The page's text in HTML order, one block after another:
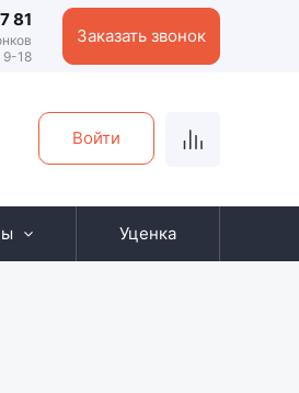
81
18
Заказать звонок
Войти
Уценка